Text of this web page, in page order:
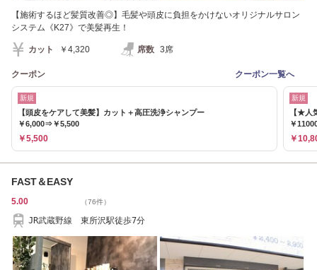
【施術するほど髪質改善◎】毛髪や頭皮に負担をかけないオリジナルサロン
システム《K27》で美髪再生！
カット ￥4,320 席数 3席
クーポン クーポン一覧へ
新規
【頭皮をケアして美髪】カット＋高圧洗浄シャンプー
￥6,000⇒￥5,500
￥5,500
新規
【★人
￥
￥
FAST＆EASY
5.00 （76件）
JR武蔵野線 東所沢駅徒歩7分